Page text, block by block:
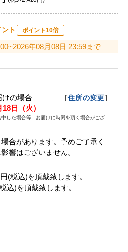
ント ポイント10倍
年08月08日 23:59まで
けの場合 [住所の変更]
日（火）
した場合等、お届けに時間を頂く場合がござ
合があります。予めご了承く
響はございません。
(税込)を頂戴致します。
込)を頂戴致します。